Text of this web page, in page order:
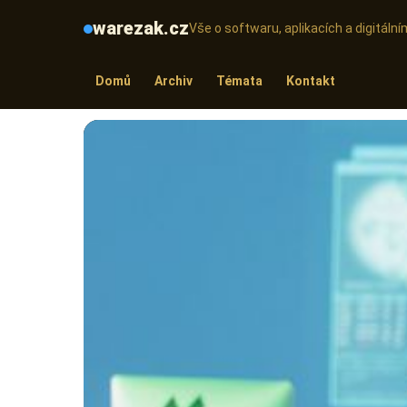
warezak.czVše o softwaru, aplikacích a
Domů Archiv Témata Kontakt